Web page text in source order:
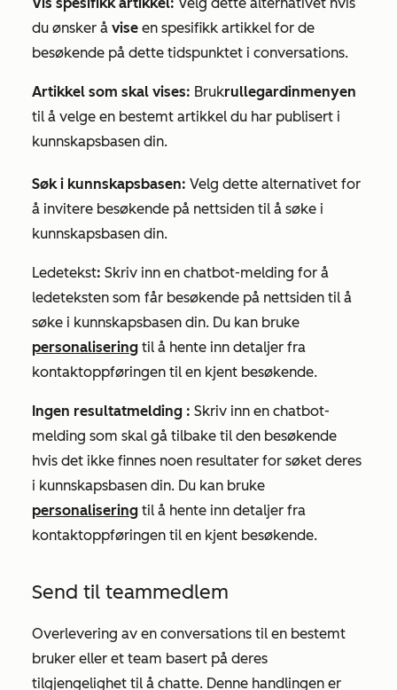
Vis spesifikk artikkel: Velg dette alternativet hvis
du ønsker å vise en spesifikk artikkel for de
besøkende på dette tidspunktet i conversations.
Artikkel som skal vises: Brukrullegardinmenyen
til å velge en bestemt artikkel du har publisert i
kunnskapsbasen din.
Søk i kunnskapsbasen: Velg dette alternativet for
å invitere besøkende på nettsiden til å søke i
kunnskapsbasen din.
Ledetekst: Skriv inn en chatbot-melding for å
ledeteksten som får besøkende på nettsiden til å
søke i kunnskapsbasen din. Du kan bruke
personalisering til å hente inn detaljer fra
kontaktoppføringen til en kjent besøkende.
Ingen resultatmelding : Skriv inn en chatbot-
melding som skal gå tilbake til den besøkende
hvis det ikke finnes noen resultater for søket deres
i kunnskapsbasen din. Du kan bruke
personalisering til å hente inn detaljer fra
kontaktoppføringen til en kjent besøkende.
Send til teammedlem
Overlevering av en conversations til en bestemt
bruker eller et team basert på deres
tilgjengelighet til å chatte. Denne handlingen er